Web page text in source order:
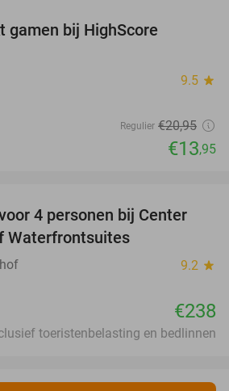
gamen bij HighScore
9.5 star
Regulier €20,95
€13,95
4 personen bij Center
Waterfrontsuites
9.2 star
€238
toeristenbelasting en bedlinnen